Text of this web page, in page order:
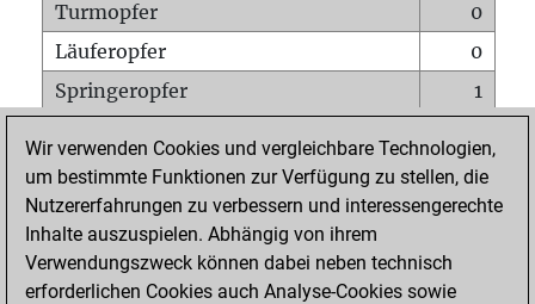
Turmopfer
0
Läuferopfer
0
Springeropfer
1
Matt auf vollem Brett
0
Bauer setzt Matt
0
Erstickte Matts
Unterverwandlungen
Wir verwenden Cookies und vergleichbare Technologien,
um bestimmte Funktionen zur Verfügung zu stellen, die
Nutzererfahrungen zu verbessern und interessengerechte
Inhalte auszuspielen. Abhängig von ihrem
Verwendungszweck können dabei neben technisch
erforderlichen Cookies auch Analyse-Cookies sowie